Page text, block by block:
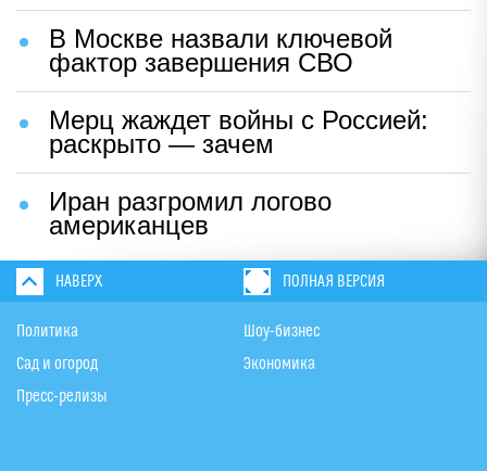
В Москве назвали ключевой
фактор завершения СВО
Мерц жаждет войны с Россией:
раскрыто — зачем
Иран разгромил логово
американцев
НАВЕРХ ПОЛНАЯ ВЕРСИЯ
Политика
Сад и огород
Пресс-релизы
Шоу-бизнес
Экономика